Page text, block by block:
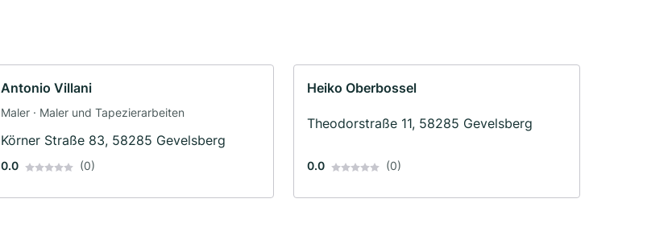
Antonio Villani
Maler · Maler und Tapezierarbeiten
Körner Straße 83, 58285 Gevelsberg
0.0 (0)
Heiko Oberbossel
Theodorstraße 11, 58285 Gevelsberg
0.0 (0)